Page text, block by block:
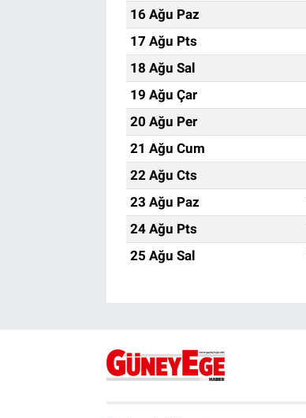
16 Ağu Paz
17 Ağu Pts
18 Ağu Sal
19 Ağu Çar
20 Ağu Per
21 Ağu Cum
22 Ağu Cts
23 Ağu Paz
24 Ağu Pts
25 Ağu Sal